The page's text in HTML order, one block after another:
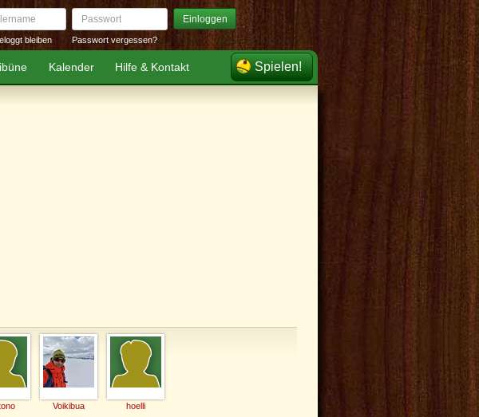
bleiben
Passwort Einloggen
Passwort vergessen?
Kalender Hilfe & Kontakt Spielen!
Voikibua hoelli